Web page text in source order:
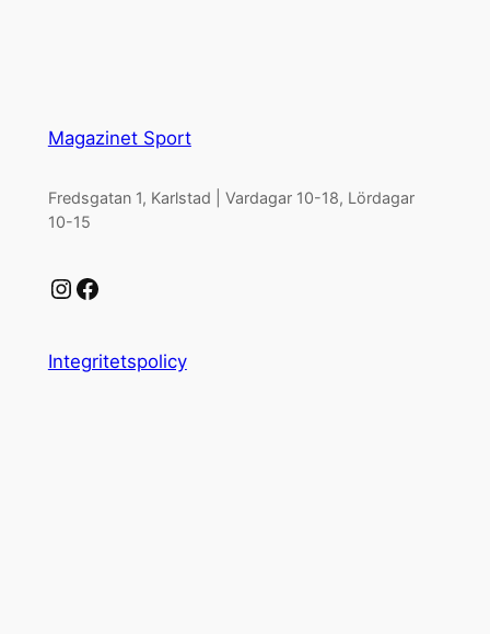
Magazinet Sport
Fredsgatan 1, Karlstad | Vardagar 10-18, Lördagar
10-15
Instagram Facebook
Integritetspolicy